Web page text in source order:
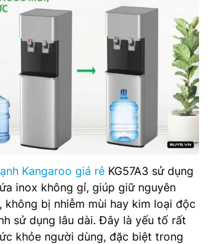
Kangaroo giá rẻ KG57A3 sử dụng
inox không gỉ, giúp giữ nguyên
không bị nhiễm mùi hay kim loại độc
sử dụng lâu dài. Đây là yếu tố rất
khỏe người dùng, đặc biệt trong